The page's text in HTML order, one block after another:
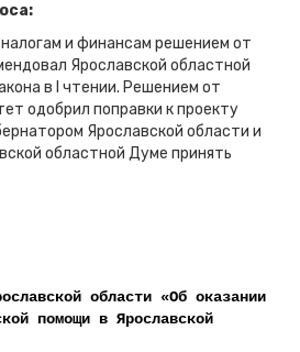
и финансам решением от
Ярославской областной
в чтении. Решением от
одобрил поправки к проекту
Ярославской области и
областной Думе принять
области «Об оказании
помощи в Ярославской